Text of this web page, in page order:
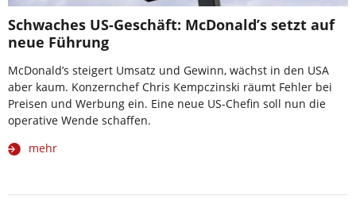
Schwaches US-Geschäft: McDonald’s setzt auf
neue Führung
McDonald’s steigert Umsatz und Gewinn, wächst in den USA
aber kaum. Konzernchef Chris Kempczinski räumt Fehler bei
Preisen und Werbung ein. Eine neue US-Chefin soll nun die
operative Wende schaffen.
mehr